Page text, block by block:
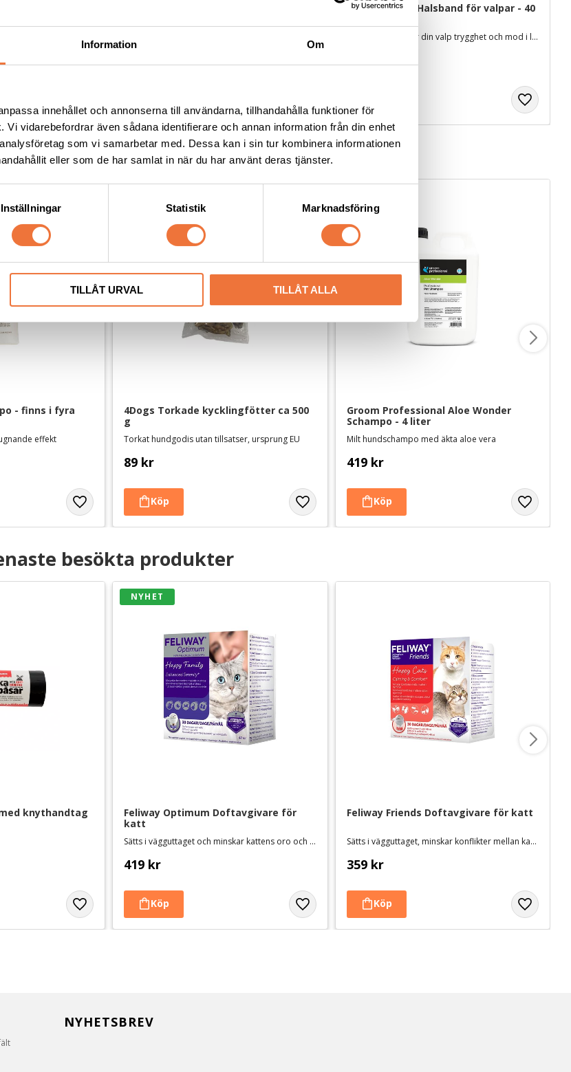
Information Om
innehållet och annonserna till användarna, tillhandahålla funktioner för
vidarebefordrar även sådana identifierare och annan information från din enhet
som vi samarbetar med. Dessa kan i sin tur kombinera informationen
eller som de har samlat in när du har använt deras tjänster.
Inställningar Statistik Marknadsföring
TILLÅT URVAL TILLÅT ALLA
- 40 cm
Adaptil Junior Halsband för valpar - 40
Halsband som ger din valp trygghet och mod i livet
Andra köpte även
- finns i fyra
effekt
4Dogs Torkade kycklingfötter ca 500
g
Torkat hundgodis utan tillsatser, ursprung EU
89 kr
Groom Professional Aloe Wonder
Schampo - 4 liter
Milt hundschampo med äkta aloe vera
419 kr
besökta produkter
knythandtag
Feliway Optimum Doftavgivare för
katt
Sätts i vägguttaget och minskar kattens oro och konfliktbeteenden
419 kr
NYHET
Feliway Friends Doftavgivare för katt
Sätts i vägguttaget, minskar konflikter mellan katter i samma hushåll
359 kr
NYHETSBREV